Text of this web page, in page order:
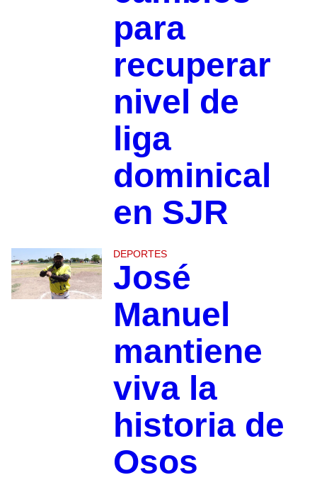
para
recuperar
nivel de
liga
dominical
en SJR
DEPORTES
José
Manuel
mantiene
viva la
historia de
Osos